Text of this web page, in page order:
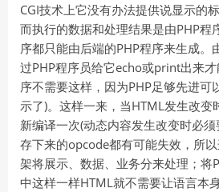
CGI技术上它没有办法提供说显示的
而执行的数据和处理结果是由PHP程
序都只能由后端的PHP程序来生成。
过PHP程序员给它echo或print出来
序不需要这样，因为PHP足够先进可
示了)。这样一来，当HTML发生改变
新编译一次(动态内容发生改变时必
存下来的opcode都有可能失效，所
架将展示、数据、业务分来处理；将
中这样一样HTML就不需要让语言本